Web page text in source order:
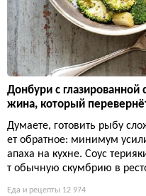
Донбури с
жина, который
Думаете, готовить рыбу
ет обратное: минимум
апаха на кухне. Соус
т обычную скумбрию в
Еда и рецепты 12 974